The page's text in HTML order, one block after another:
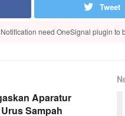
Tweet
need OneSignal plugin to
Aparatur
Sampah